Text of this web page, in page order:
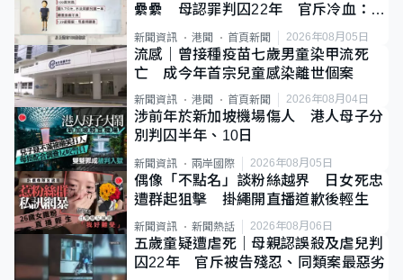
纍纍 母認罪判囚22年 官斥冷血：同
類案最惡劣
新聞資訊 港聞 首頁新聞 2026年08月05日
流感｜曾接種疫苗七歲男童染甲流死
亡 成今年首宗兒童感染離世個案
新聞資訊 港聞 首頁新聞 2026年08月04日
涉前年於新加坡機場傷人 港人母子分
別判囚半年、10日
新聞資訊 兩岸國際 2026年08月05日
偶像「不點名」談粉絲越界 日女死忠
遭群起狙擊 掛繩開直播道歉後輕生
新聞資訊 新聞熱話 2026年08月06日
五歲童疑遭虐死｜母親認誤殺及虐兒判
囚22年 官斥被告殘忍、同類案最惡劣